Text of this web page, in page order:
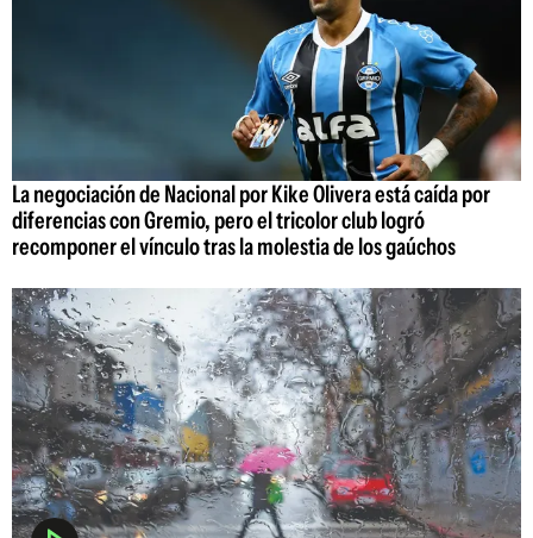
La negociación de Nacional por Kike Olivera está caída por
diferencias con Gremio, pero el tricolor club logró
recomponer el vínculo tras la molestia de los gaúchos